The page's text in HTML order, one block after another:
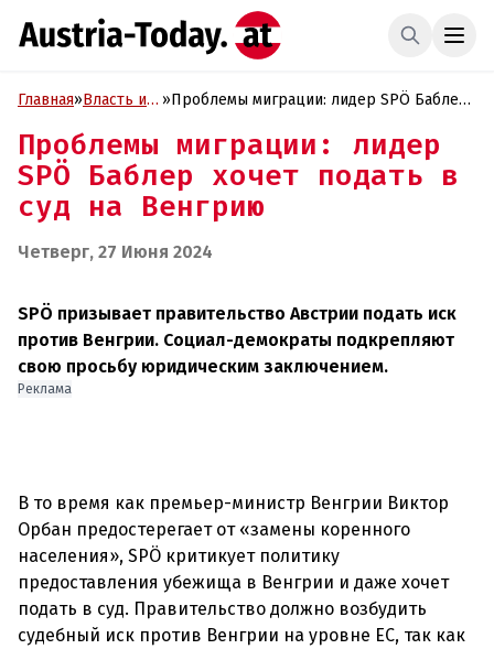
Главная»Власть и
»Проблемы миграции: лидер SPÖ Баблер
Проблемы миграции: лидер
SPÖ Баблер хочет подать в
суд на Венгрию
Четверг, 27 Июня 2024
SPÖ призывает правительство Австрии подать иск
против Венгрии. Социал-демократы подкрепляют
свою просьбу юридическим заключением.
Реклама
В то время как премьер-министр Венгрии Виктор
Орбан предостерегает от «замены коренного
населения», SPÖ критикует политику
предоставления убежища в Венгрии и даже хочет
подать в суд. Правительство должно возбудить
судебный иск против Венгрии на уровне ЕС, так как